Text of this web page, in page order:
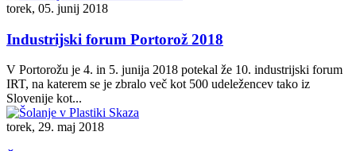
torek, 05. junij 2018
Industrijski forum Portorož 2018
V Portorožu je 4. in 5. junija 2018 potekal že 10. industrijski forum
IRT, na katerem se je zbralo več kot 500 udeležencev tako iz
Slovenije kot...
torek, 29. maj 2018